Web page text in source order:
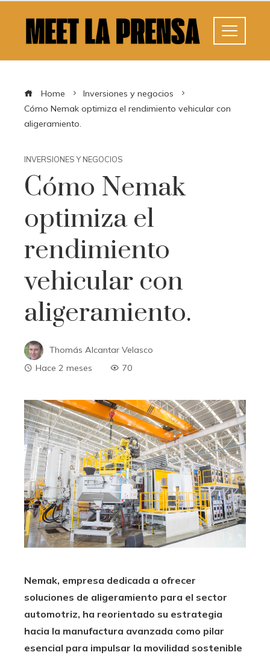
Home
Inversiones y negocios
Cómo Nemak optimiza el rendimiento vehicular con
aligeramiento.
INVERSIONES Y NEGOCIOS
Cómo Nemak
optimiza el
rendimiento
vehicular con
aligeramiento.
Thomás Alcantar Velasco
Hace 2 meses
70
Nemak, empresa dedicada a ofrecer
soluciones de aligeramiento para el sector
automotriz, ha reorientado su estrategia
hacia la manufactura avanzada como pilar
esencial para impulsar la movilidad sostenible